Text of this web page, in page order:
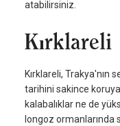
atabilirsiniz.
Kırklareli
Kırklareli, Trakya'nın
tarihini sakince
kalabalıklar ne de
longoz ormanlarında